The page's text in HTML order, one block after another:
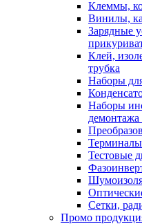
Клеммы,
Винилы,
Зарядные
Клей,
трубка
Наборы
Наборы
демонтажа
Терминалы
Тестовые
Сетки,
Промо